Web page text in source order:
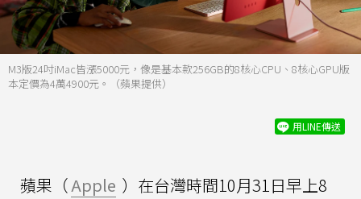
M3版24吋iMac皆漲5000元，像是基本款256GB的8核心CPU、8核心GPU版
本定價為4萬4900元。（蘋果提供）
用LINE傳送
蘋果（Apple ）在台灣時間10月31日早上8